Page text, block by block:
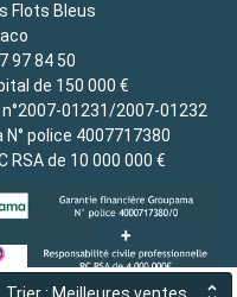
Flots Bleus
97 84 50
de 150 000 €
n°2007-01231/2007-01232
police 4007717380
RSA de 10 000 000 €